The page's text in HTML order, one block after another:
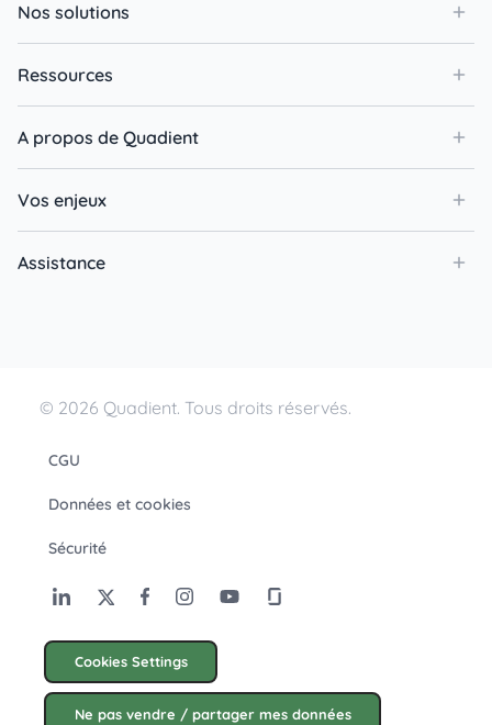
Nos solutions
Ressources
A propos de Quadient
Vos enjeux
Assistance
© 2026 Quadient. Tous droits réservés.
CGU
Données et cookies
Sécurité
Cookies Settings
Ne pas vendre / partager mes données